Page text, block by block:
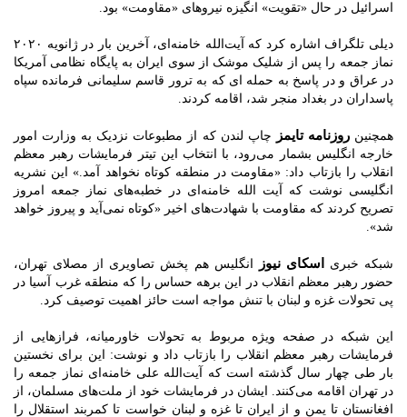
اسرائیل در حال «تقویت» انگیزه نیروهای «مقاومت» بود.
دیلی تلگراف اشاره کرد که آیت‌الله خامنه‌ای، آخرین بار در ژانویه ۲۰۲۰
نماز جمعه را پس از شلیک موشک از سوی ایران به پایگاه نظامی آمریکا
در عراق و در پاسخ به حمله ای که به ترور قاسم سلیمانی فرمانده سپاه
پاسداران در بغداد منجر شد، اقامه کردند.
همچنینروزنامه تایمز
چاپ لندن که از مطبوعات نزدیک به وزارت امور
خارجه انگلیس بشمار می‌رود، با انتخاب این تیتر فرمایشات رهبر معظم
انقلاب را بازتاب داد: «مقاومت در منطقه کوتاه نخواهد آمد.» این نشریه
انگلیسی نوشت که آیت الله خامنه‌ای در خطبه‌های نماز جمعه امروز
تصریح کردند که مقاومت با شهادت‌های اخیر «کوتاه نمی‌آید و پیروز خواهد
شد».
شبکه خبری اسکای نیوز
انگلیس هم پخش تصاویری از مصلای تهران،
حضور رهبر معظم انقلاب در این برهه حساس را که منطقه غرب آسیا در
پی تحولات غزه و لبنان با تنش مواجه است حائز اهمیت توصیف کرد.
این شبکه در صفحه ویژه مربوط به تحولات خاورمیانه، فرازهایی از
فرمایشات رهبر معظم انقلاب را بازتاب داد و نوشت: این برای نخستین
بار طی چهار سال گذشته است که آیت‌الله علی خامنه‌ای نماز جمعه را
در تهران اقامه می‌کنند. ایشان در فرمایشات خود از ملت‌های مسلمان، از
افغانستان تا یمن و از ایران تا غزه و لبنان خواست تا کمربند استقلال را